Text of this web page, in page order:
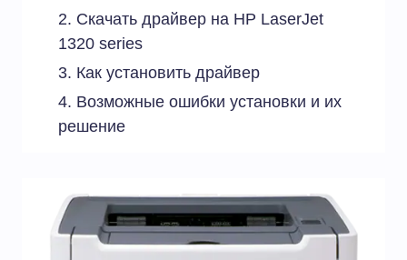
Скачать драйвер на HP LaserJet
1320 series
Как установить драйвер
Возможные ошибки установки и их
решение